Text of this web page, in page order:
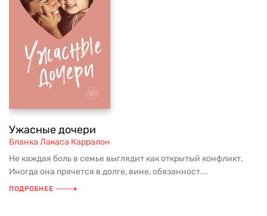
Ужасные дочери
Бланка Лакаса Карралон
Не каждая боль в семье выглядит как открытый конфликт.
Иногда она прячется в долге, вине, обязанност...
ПОДРОБНЕЕ